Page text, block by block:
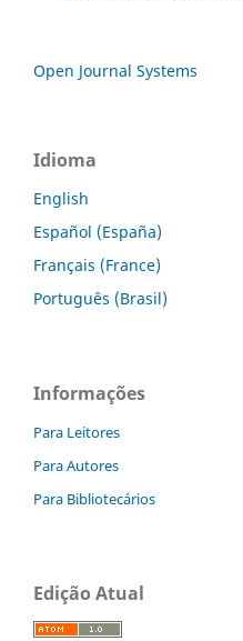
Open Journal Systems
Idioma
English
Español (España)
Français (France)
Português (Brasil)
Informações
Para Leitores
Para Autores
Para Bibliotecários
Edição Atual